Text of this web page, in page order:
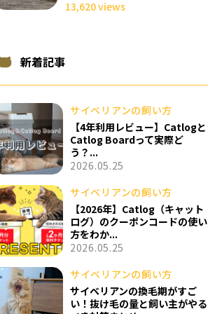
13,620 views
新着記事
サイベリアンの飼い方
【4年利用レビュー】Catlogと
Catlog Boardって実際ど
う？...
2026.05.25
サイベリアンの飼い方
【2026年】Catlog（キャット
ログ）のクーポンコードの使い
方をわか...
2026.05.25
サイベリアンの飼い方
サイベリアンの換毛期がすご
い！抜け毛の量と飼い主がやる